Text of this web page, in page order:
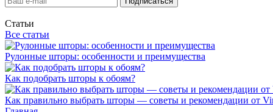
Статьи
Все статьи
Рулонные шторы: особенности и преимущества
Как подобрать шторы к обоям?
Как правильно выбрать шторы — советы и рекомендации от